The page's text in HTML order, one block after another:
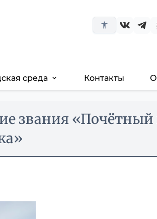
accessibility_new
среда expand_more Контакты
звания